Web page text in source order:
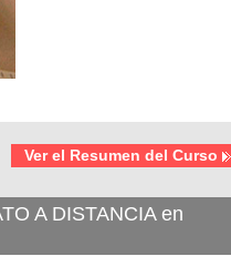
Ver el Resumen del Curso
A DISTANCIA en